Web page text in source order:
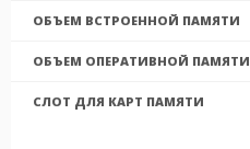
ОБЪЕМ ВСТРОЕННОЙ ПАМЯТИ
ОБЪЕМ ОПЕРАТИВНОЙ ПАМЯТИ
СЛОТ ДЛЯ КАРТ ПАМЯТИ